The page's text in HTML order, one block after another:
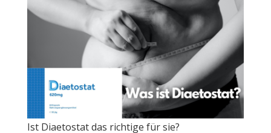
Ist Diaetostat das richtige für sie?